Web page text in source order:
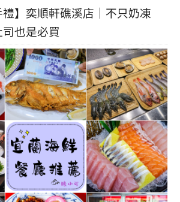
禮】奕順軒礁溪店｜不只奶凍
也是必買